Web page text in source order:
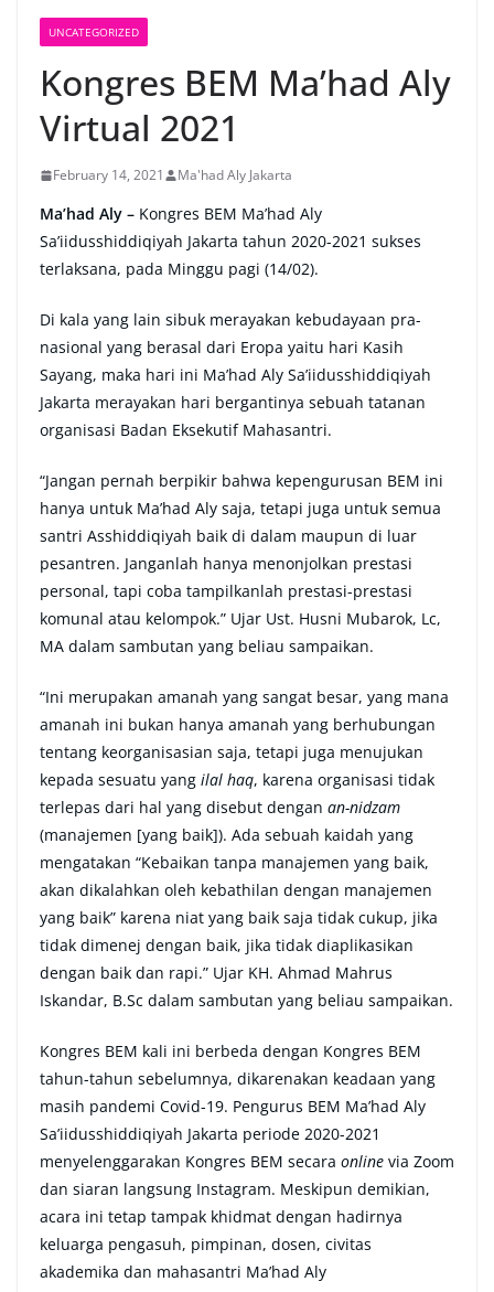
UNCATEGORIZED
Kongres BEM Ma’had Aly
Virtual 2021
February 14, 2021 Ma'had Aly Jakarta
Ma’had Aly – Kongres BEM Ma’had Aly
Sa’iidusshiddiqiyah Jakarta tahun 2020-2021 sukses
terlaksana, pada Minggu pagi (14/02).
Di kala yang lain sibuk merayakan kebudayaan pra-
nasional yang berasal dari Eropa yaitu hari Kasih
Sayang, maka hari ini Ma’had Aly Sa’iidusshiddiqiyah
Jakarta merayakan hari bergantinya sebuah tatanan
organisasi Badan Eksekutif Mahasantri.
“Jangan pernah berpikir bahwa kepengurusan BEM ini
hanya untuk Ma’had Aly saja, tetapi juga untuk semua
santri Asshiddiqiyah baik di dalam maupun di luar
pesantren. Janganlah hanya menonjolkan prestasi
personal, tapi coba tampilkanlah prestasi-prestasi
komunal atau kelompok.” Ujar Ust. Husni Mubarok, Lc,
MA dalam sambutan yang beliau sampaikan.
“Ini merupakan amanah yang sangat besar, yang mana
amanah ini bukan hanya amanah yang berhubungan
tentang keorganisasian saja, tetapi juga menujukan
kepada sesuatu yang ilal haq, karena organisasi tidak
terlepas dari hal yang disebut dengan an-nidzam
(manajemen [yang baik]). Ada sebuah kaidah yang
mengatakan “Kebaikan tanpa manajemen yang baik,
akan dikalahkan oleh kebathilan dengan manajemen
yang baik” karena niat yang baik saja tidak cukup, jika
tidak dimenej dengan baik, jika tidak diaplikasikan
dengan baik dan rapi.” Ujar KH. Ahmad Mahrus
Iskandar, B.Sc dalam sambutan yang beliau sampaikan.
Kongres BEM kali ini berbeda dengan Kongres BEM
tahun-tahun sebelumnya, dikarenakan keadaan yang
masih pandemi Covid-19. Pengurus BEM Ma’had Aly
Sa’iidusshiddiqiyah Jakarta periode 2020-2021
menyelenggarakan Kongres BEM secara online via Zoom
dan siaran langsung Instagram. Meskipun demikian,
acara ini tetap tampak khidmat dengan hadirnya
keluarga pengasuh, pimpinan, dosen, civitas
akademika dan mahasantri Ma’had Aly